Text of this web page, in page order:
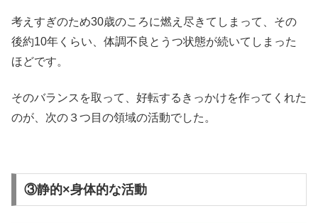
考えすぎのため30歳のころに燃え尽きてしまって、その
後約10年くらい、体調不良とうつ状態が続いてしまった
ほどです。
そのバランスを取って、好転するきっかけを作ってくれた
のが、次の３つ目の領域の活動でした。
③静的×身体的な活動